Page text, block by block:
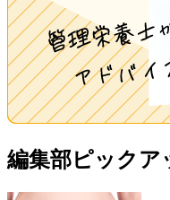
編集部ピックア